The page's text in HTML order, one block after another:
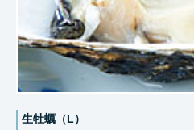
生牡蠣（L）